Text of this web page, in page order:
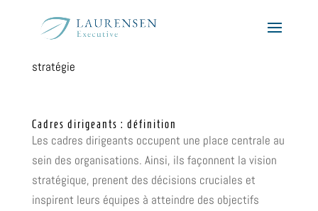
stratégie
Cadres dirigeants : définition
Les cadres dirigeants occupent une place centrale au
sein des organisations. Ainsi, ils façonnent la vision
stratégique, prenent des décisions cruciales et
inspirent leurs équipes à atteindre des objectifs